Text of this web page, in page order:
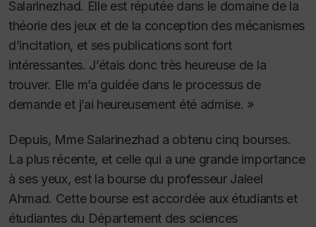
Salarinezhad. Elle est réputée dans le domaine de la
théorie des jeux et de la conception des mécanismes
d’incitation, et ses publications sont fort
intéressantes. J’étais donc très heureuse de la
trouver. Elle m’a guidée dans le processus de
demande et j’ai heureusement été admise. »
Depuis, Mme Salarinezhad a obtenu cinq bourses.
La plus récente, et celle qui a une grande importance
à ses yeux, est la bourse du professeur Jaleel
Ahmad. Cette bourse est accordée aux étudiants et
étudiantes du Département des sciences